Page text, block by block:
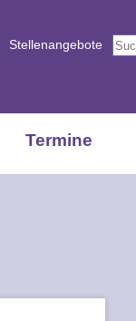
Stellenangebote
Termine